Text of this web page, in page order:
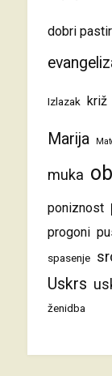
dobri pastir
Izlazak križ
Marija
muka
poniznost
progoni
spasenje
Uskrs
ženidba